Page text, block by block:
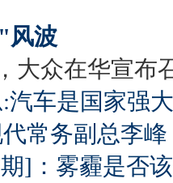
风波
大众在华宣布
汽车是国家强
常务副总李峰
]：雾霾是否